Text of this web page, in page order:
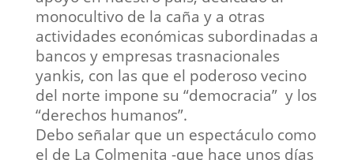
monocultivo de la caña y a otras
actividades económicas subordinadas a
bancos y empresas trasnacionales
yankis, con las que el poderoso vecino
del norte impone su “democracia” y los
“derechos humanos”.
Debo señalar que un espectáculo como
el de La Colmenita -que hace unos días